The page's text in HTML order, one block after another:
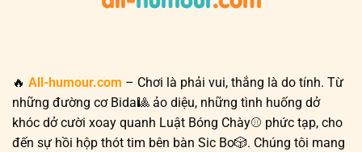
🔥 All-humour.com – Chơi là phải vui, thắng là do tính. Từ
những đường cơ Bida🎱 ảo diệu, những tình huống dở
khóc dở cười xoay quanh Luật Bóng Chày⚾ phức tạp, cho
đến sự hồi hộp thót tim bên bàn Sic Bo🎲. Chúng tôi mang